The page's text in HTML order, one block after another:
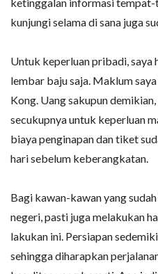
kunjungi selama di sana juga
Untuk keperluan pribadi, saya
lembar baju saja. Maklum
Kong. Uang sakupun
secukupnya untuk keperluan
biaya penginapan dan tiket
hari sebelum keberangkatan.
Bagi kawan-kawan yang
negeri, pasti juga melakukan
lakukan ini. Persiapan
sehingga diharapkan